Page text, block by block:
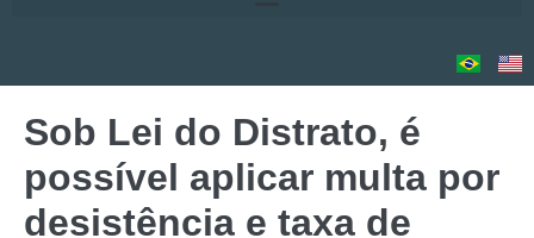
Sob Lei do Distrato, é
possível aplicar multa por
desistência e taxa de